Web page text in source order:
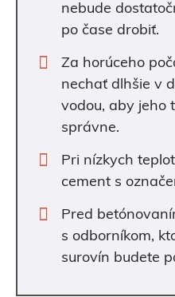
nebude
po čase drobiť.
Za horúceho
nechať dlhšie v
vodou, aby jeho
správne.
Pri nízkych
cement s
Pred
s odborníkom,
surovín budete